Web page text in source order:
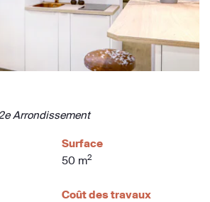
Arrondissement
Surface
50 m2
Coût des travaux